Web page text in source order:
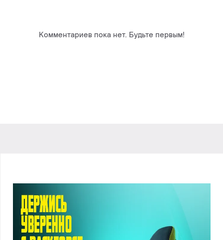
Комментариев пока нет. Будьте первым!